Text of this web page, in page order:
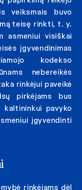
buvo
teisę rinkti, t. y.
asmeniui visiškai
įgyvendinimas
kodekso
nebereikės
rinkėjui paveikė
pirkėjams bus
pavyko
įgyvendinti
rinkėjams dėl